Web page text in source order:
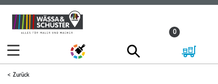
Zum
Inhalt
Zum
Navigationsmenü
0
Zurück